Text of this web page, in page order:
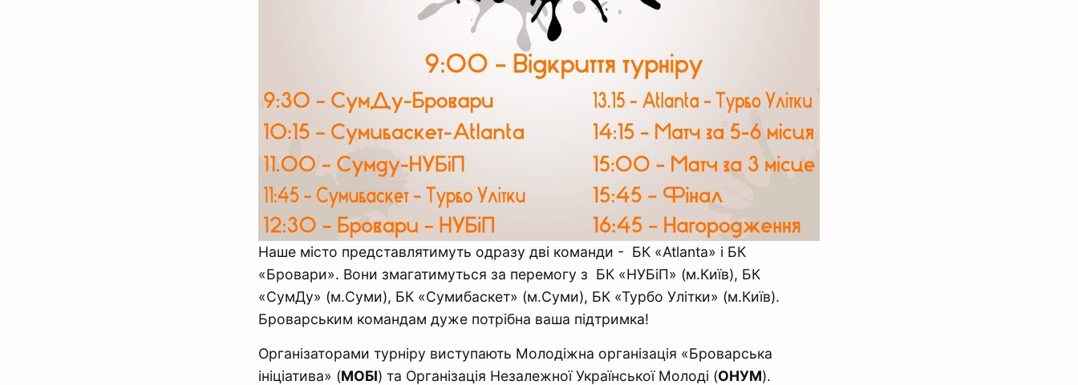
Наше місто представлятимуть одразу дві команди - БК «Atlanta» і БК
«Бровари». Вони змагатимуться за перемогу з БК «НУБіП» (м.Київ), БК
«СумДу» (м.Суми), БК «Сумибаскет» (м.Суми), БК «Турбо Улітки» (м.Київ).
Броварським командам дуже потрібна ваша підтримка!
Організаторами турніру виступають Молодіжна організація «Броварська
ініціатива» (МОБІ) та Організація Незалежної Української Молоді (ОНУМ).